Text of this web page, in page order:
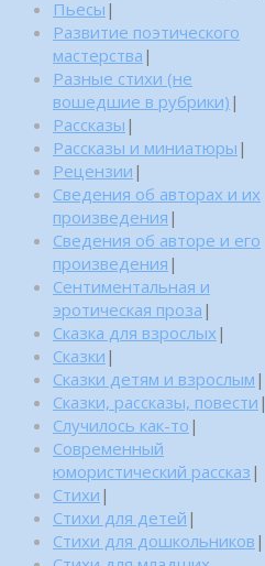
Пьесы |
Развитие поэтического
мастерства |
Разные стихи (не
вошедшие в рубрики) |
Рассказы |
Рассказы и миниатюры |
Рецензии |
Сведения об авторах и их
произведения |
Сведения об авторе и его
произведения |
Сентиментальная и
эротическая проза |
Сказка для взрослых |
Сказки |
Сказки детям и взрослым |
Сказки, рассказы, повести |
Случилось как-то |
Современный
юмористический рассказ |
Стихи |
Стихи для детей |
Стихи для дошкольников |